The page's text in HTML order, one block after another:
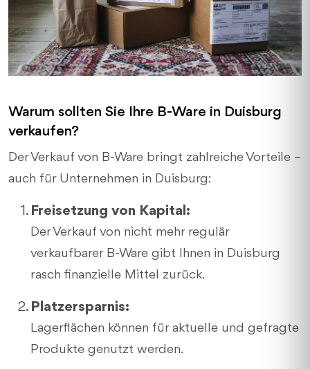
Warum sollten Sie Ihre B-Ware in Duisburg
verkaufen?
Der Verkauf von B-Ware bringt zahlreiche Vorteile –
auch für Unternehmen in Duisburg:
Freisetzung von Kapital:
Der Verkauf von nicht mehr regulär
verkaufbarer B-Ware gibt Ihnen in Duisburg
rasch finanzielle Mittel zurück.
Platzersparnis:
Lagerflächen können für aktuelle und gefragte
Produkte genutzt werden.